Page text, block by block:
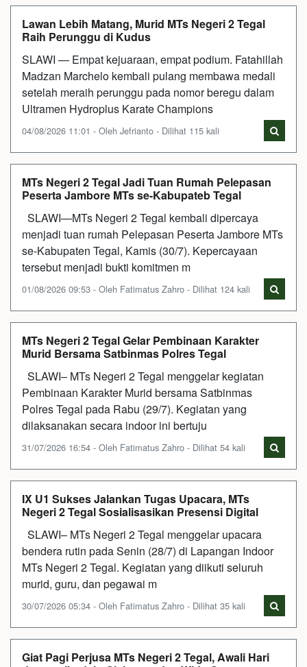
Lawan Lebih Matang, Murid MTs Negeri 2 Tegal
Raih Perunggu di Kudus
SLAWI — Empat kejuaraan, empat podium. Fatahillah
Madzan Marchelo kembali pulang membawa medali
setelah meraih perunggu pada nomor beregu dalam
Ultramen Hydroplus Karate Champions
04/08/2026 11:01 - Oleh Jefrianto - Dilihat 115 kali
MTs Negeri 2 Tegal Jadi Tuan Rumah Pelepasan
Peserta Jambore MTs se-Kabupateb Tegal
SLAWI—MTs Negeri 2 Tegal kembali dipercaya
menjadi tuan rumah Pelepasan Peserta Jambore MTs
se-Kabupaten Tegal, Kamis (30/7). Kepercayaan
tersebut menjadi bukti komitmen m
01/08/2026 09:53 - Oleh Fatimatus Zahro - Dilihat 124 kali
MTs Negeri 2 Tegal Gelar Pembinaan Karakter
Murid Bersama Satbinmas Polres Tegal
SLAWI– MTs Negeri 2 Tegal menggelar kegiatan
Pembinaan Karakter Murid bersama Satbinmas
Polres Tegal pada Rabu (29/7). Kegiatan yang
dilaksanakan secara indoor ini bertuju
31/07/2026 16:54 - Oleh Fatimatus Zahro - Dilihat 54 kali
IX U1 Sukses Jalankan Tugas Upacara, MTs
Negeri 2 Tegal Sosialisasikan Presensi Digital
SLAWI– MTs Negeri 2 Tegal menggelar upacara
bendera rutin pada Senin (28/7) di Lapangan Indoor
MTs Negeri 2 Tegal. Kegiatan yang diikuti seluruh
murid, guru, dan pegawai m
30/07/2026 05:34 - Oleh Fatimatus Zahro - Dilihat 35 kali
Giat Pagi Perjusa MTs Negeri 2 Tegal, Awali Hari